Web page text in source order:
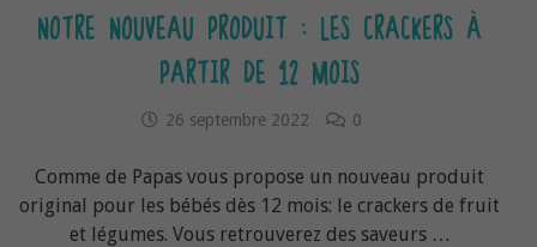
NOTRE NOUVEAU PRODUIT : LES CRACKERS À
PARTIR DE 12 MOIS
26 septembre 2022 0
Comme de Papas vous propose un nouveau produit
original pour les bébés dès 12 mois: le crackers de fruit
et légumes. Vous retrouverez des saveurs …